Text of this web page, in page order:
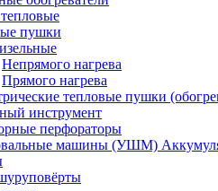
пушки
Непрямого нагрева
Прямого нагрева
тепловые пушки
инструмент
перфораторы
машины (УШМ)